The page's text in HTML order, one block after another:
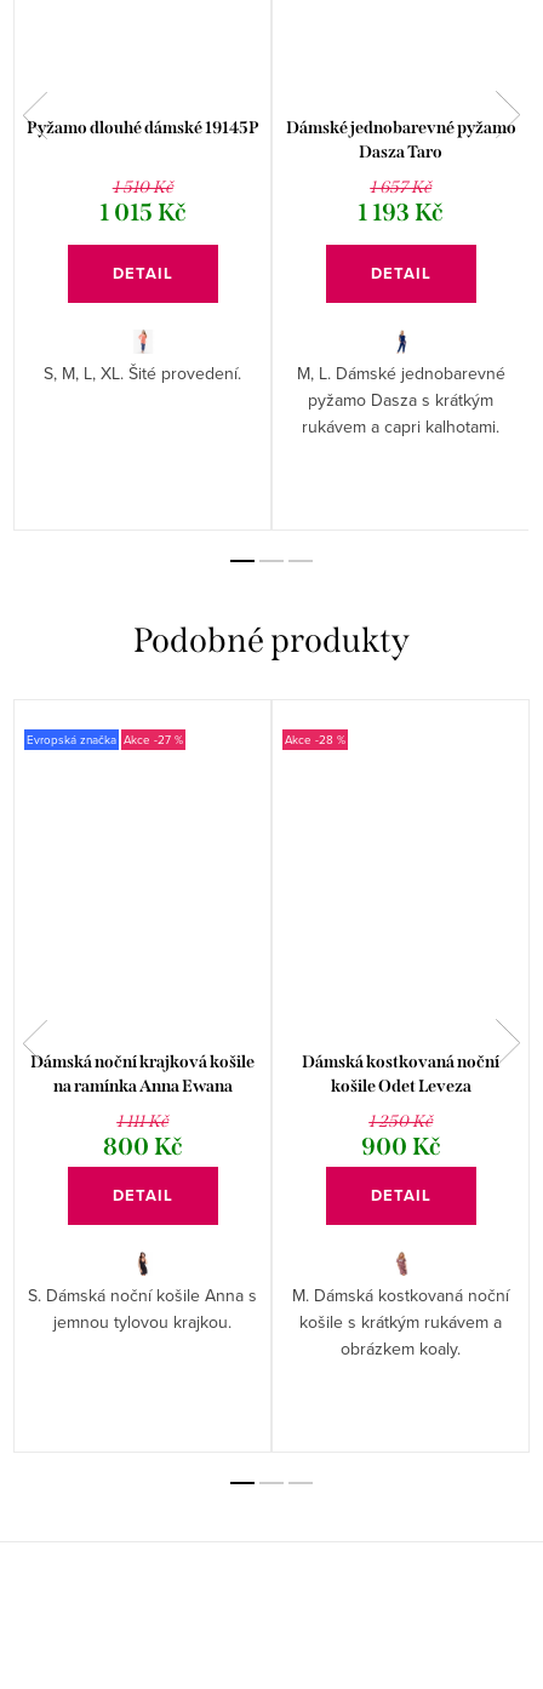
Pyžamo dlouhé dámské 19145P
1 510 Kč
1 015 Kč
DETAIL
S, M, L, XL. Šité provedení.
Dámské jednobarevné pyžamo
Dasza Taro
1 657 Kč
1 193 Kč
DETAIL
M, L. Dámské jednobarevné
pyžamo Dasza s krátkým
rukávem a capri kalhotami.
Evropská značka -27 %
Dámská noční krajková košile
na ramínka Anna Ewana
1 111 Kč
800 Kč
DETAIL
S. Dámská noční košile Anna s
jemnou tylovou krajkou.
-28 %
Dámská kostkovaná noční
košile Odet Leveza
1 250 Kč
900 Kč
DETAIL
M. Dámská kostkovaná noční
košile s krátkým rukávem a
obrázkem koaly.